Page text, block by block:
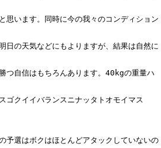
思います。同時に今の我々のコンディション
日の天気などにもよりますが、結果は自然に
つ自信はもちろんあります。40kgの重量ハ
ゴクイイバランスニナッタトオモイマス
予選はボクはほとんどアタックしていないの